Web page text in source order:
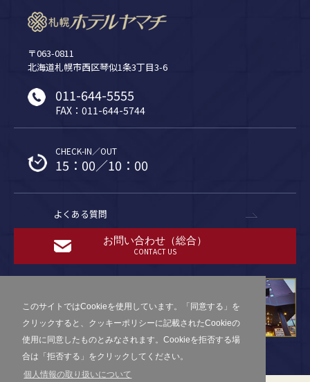
このサイトではCookieを使用しています。「同意する」を
クリックすると、クッキーポリシーに記載されたCookieの
使用に同意したものとみなされます。Cookieを拒否する場
合は「拒否する」をクリックしてください。
個人情報の取り扱いについて
〒063-0811
北海道札幌市西区琴似1条3丁目3-6
011-644-5555
FAX：011-644-5744
CHECK-IN／OUT
15：00／10：00
よくある質問
お問い合わせ（総合）
CONTACT US